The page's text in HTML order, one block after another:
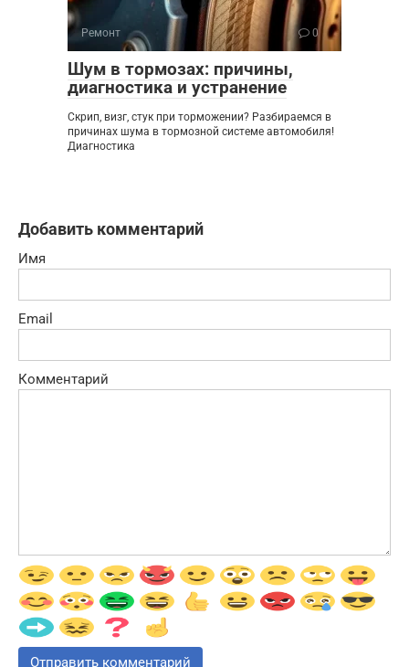
Ремонт 0
Шум в тормозах: причины,
диагностика и устранение
Скрип, визг, стук при торможении? Разбираемся в
причинах шума в тормозной системе автомобиля!
Диагностика
Добавить комментарий
Имя
Email
Комментарий